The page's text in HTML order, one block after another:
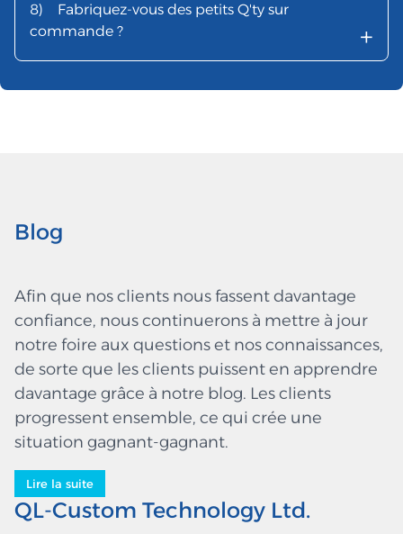
8)
Fabriquez-vous des petits Q'ty sur
commande ?
+
Blog
Afin que nos clients nous fassent davantage
confiance, nous continuerons à mettre à jour
notre foire aux questions et nos connaissances,
de sorte que les clients puissent en apprendre
davantage grâce à notre blog. Les clients
progressent ensemble, ce qui crée une
situation gagnant-gagnant.
Lire la suite
QL-Custom Technology Ltd.